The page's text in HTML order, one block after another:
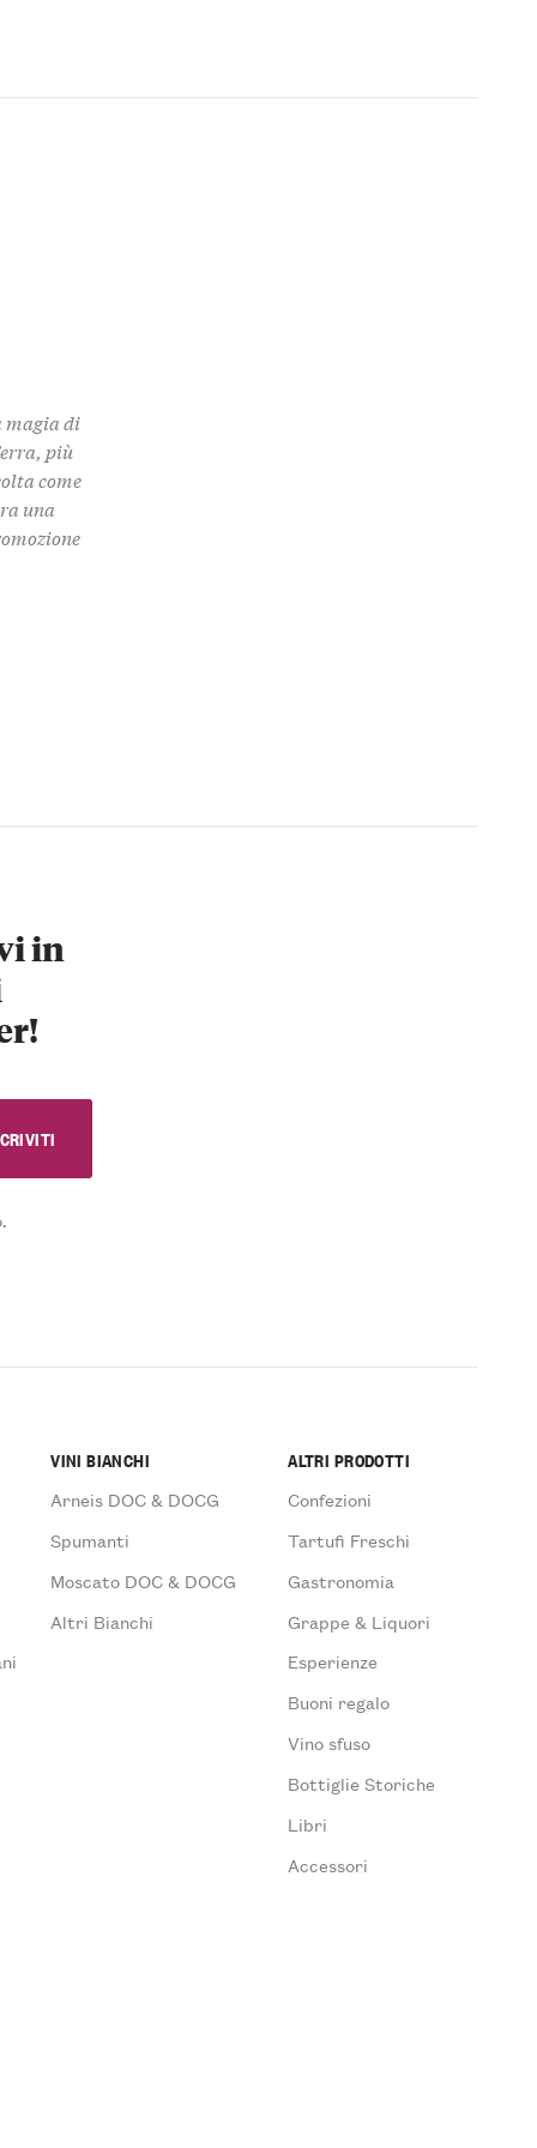
magia di
più
come
una
in
VINI BIANCHI
Arneis DOC & DOCG
Spumanti
Moscato DOC & DOCG
Altri Bianchi
ALTRI PRODOTTI
Confezioni
Tartufi Freschi
Gastronomia
Grappe & Liquori
Esperienze
Buoni regalo
Vino sfuso
Bottiglie Storiche
Libri
Accessori